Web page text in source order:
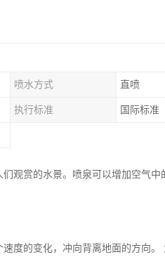
喷水方式 直喷
执行标准 国际标准
观赏的水景。喷泉可以增加空气中
度的变化，冲向背离地面的方向